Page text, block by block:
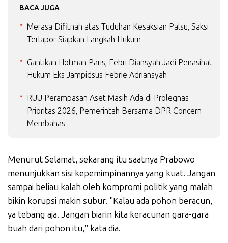
BACA JUGA
Merasa Difitnah atas Tuduhan Kesaksian Palsu, Saksi
Terlapor Siapkan Langkah Hukum
Gantikan Hotman Paris, Febri Diansyah Jadi Penasihat
Hukum Eks Jampidsus Febrie Adriansyah
RUU Perampasan Aset Masih Ada di Prolegnas
Prioritas 2026, Pemerintah Bersama DPR Concern
Membahas
Menurut Selamat, sekarang itu saatnya Prabowo
menunjukkan sisi kepemimpinannya yang kuat. Jangan
sampai beliau kalah oleh kompromi politik yang malah
bikin korupsi makin subur. "Kalau ada pohon beracun,
ya tebang aja. Jangan biarin kita keracunan gara-gara
buah dari pohon itu," kata dia.